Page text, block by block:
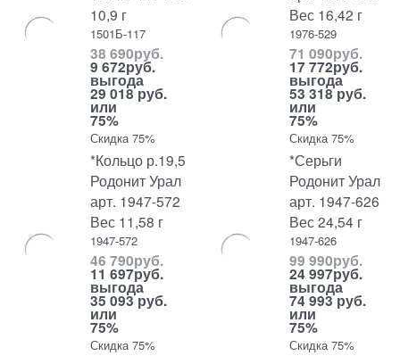
10,9 г
1501Б-117
38 690руб.
9 672руб.
выгода
29 018 руб.
или
75%
Скидка 75%
Вес 16,42 г
1976-529
71 090руб.
17 772руб.
выгода
53 318 руб.
или
75%
Скидка 75%
*Кольцо р.19,5
Родонит Урал
арт. 1947-572
Вес 11,58 г
1947-572
46 790руб.
11 697руб.
выгода
35 093 руб.
или
75%
Скидка 75%
*Серьги
Родонит Урал
арт. 1947-626
Вес 24,54 г
1947-626
99 990руб.
24 997руб.
выгода
74 993 руб.
или
75%
Скидка 75%